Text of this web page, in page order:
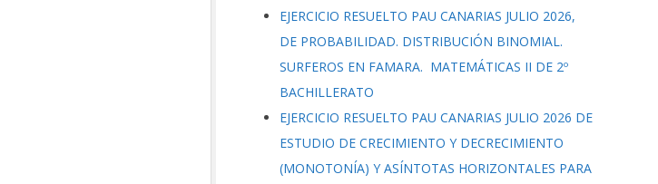
EJERCICIO RESUELTO PAU CANARIAS JULIO 2026,
DE PROBABILIDAD. DISTRIBUCIÓN BINOMIAL.
SURFEROS EN FAMARA. MATEMÁTICAS II DE 2º
BACHILLERATO
EJERCICIO RESUELTO PAU CANARIAS JULIO 2026 DE
ESTUDIO DE CRECIMIENTO Y DECRECIMIENTO
(MONOTONÍA) Y ASÍNTOTAS HORIZONTALES PARA